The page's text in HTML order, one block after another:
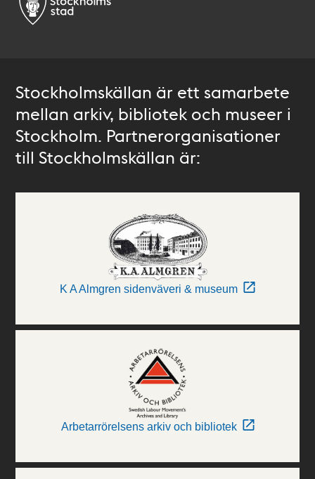
Stockholmskällan är ett samarbete
mellan arkiv, bibliotek och museer i
Stockholm. Partnerorganisationer
till Stockholmskällan är:
K A Almgren sidenväveri & museum
Arbetarrörelsens arkiv och bibliotek